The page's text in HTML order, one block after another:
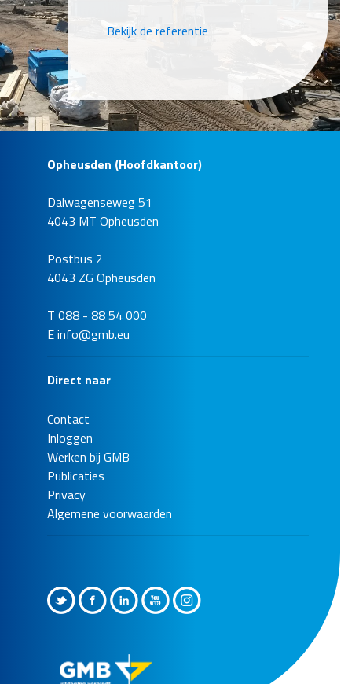
Bekijk de referentie
Opheusden (Hoofdkantoor)
Dalwagenseweg 51
4043 MT Opheusden
Postbus 2
4043 ZG Opheusden
T 088 - 88 54 000
Einfo@gmb.eu
Direct naar
Contact
Inloggen
Werken bij GMB
Publicaties
Privacy
Algemene voorwaarden